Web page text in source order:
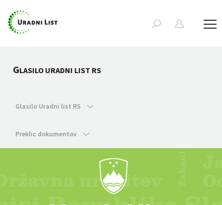
GLASILO URADNI LIST RS
Glasilo Uradni list RS
Preklic dokumentov